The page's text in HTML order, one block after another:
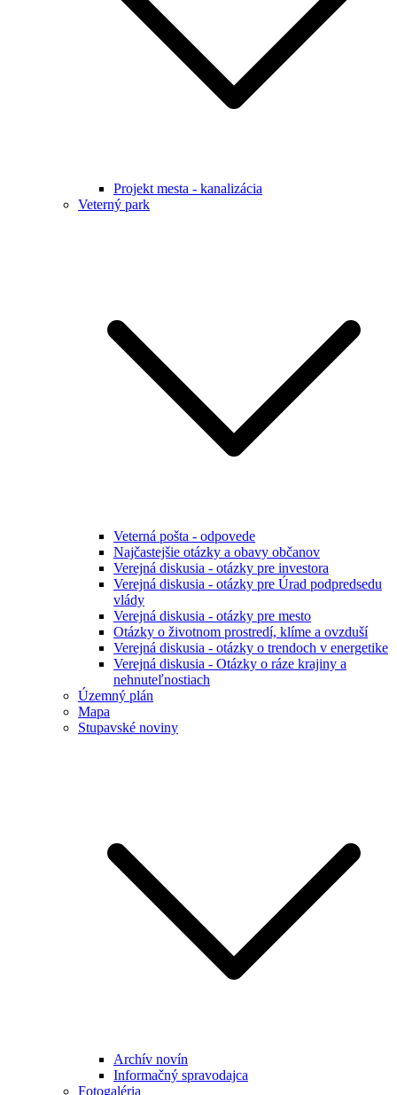
Projekt mesta - kanalizácia
Veterný park
Veterná pošta - odpovede
Najčastejšie otázky a obavy občanov
Verejná diskusia - otázky pre investora
Verejná diskusia - otázky pre Úrad podpredsedu
vlády
Verejná diskusia - otázky pre mesto
Otázky o životnom prostredí, klíme a ovzduší
Verejná diskusia - otázky o trendoch v energetike
Verejná diskusia - Otázky o ráze krajiny a
nehnuteľnostiach
Územný plán
Mapa
Stupavské noviny
Archív novín
Informačný spravodajca
Fotogaléria